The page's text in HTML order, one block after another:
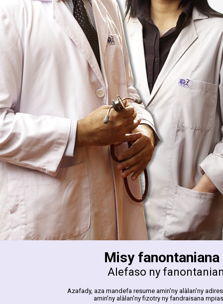
Misy
Alefaso ny
Azafady, aza mandefa resume amin'ny alàlan'ny
amin'ny alàlan'ny fizotry ny fandraisana